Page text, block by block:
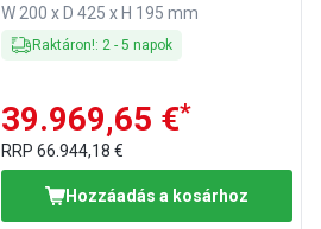
W 200 x D 425 x H 195 mm
Raktáron!: 2- 5 napok
39.969,65 €*
RRP 66.944,18 €
Hozzáadás a kosárhoz